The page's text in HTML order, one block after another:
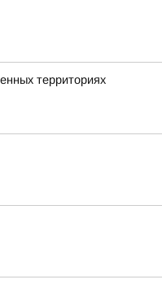
территориях